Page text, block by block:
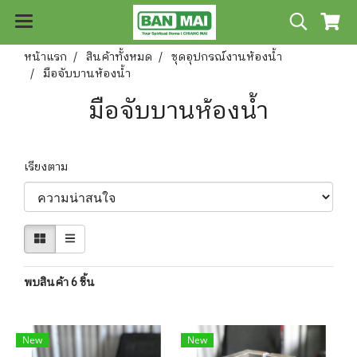
หน้าแรก สินค้าทั้งหมด
ชุดอุปกรณ์งานห้องน้ำ
มือจับบานห้องน้ำ
มือจับบานห้องน้ำ
เรียงตาม
พบสินค้า 6 ชิ้น
New New